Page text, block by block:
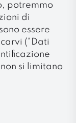
potremmo
di
essere
("Dati
si limitano